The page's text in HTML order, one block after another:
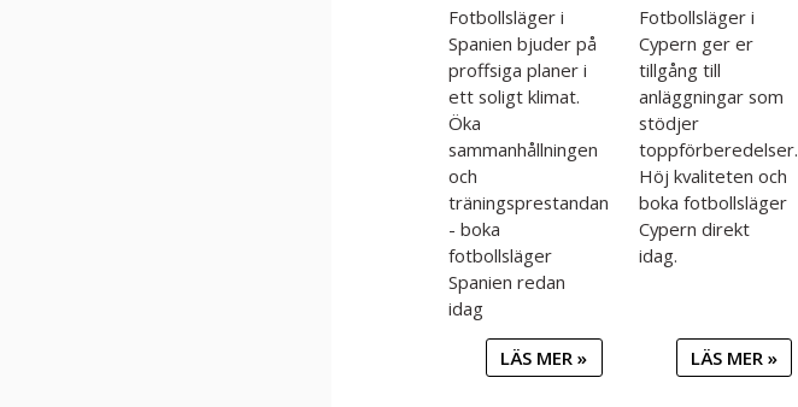
Fotbollsläger i
Spanien bjuder på
proffsiga planer i
ett soligt klimat.
Öka
sammanhållningen
och
träningsprestandan
- boka
fotbollsläger
Spanien redan
idag
LÄS MER »
Fotbollsläger i
Cypern ger er
tillgång till
anläggningar som
stödjer
toppförberedelser.
Höj kvaliteten och
boka fotbollsläger
Cypern direkt
idag.
LÄS MER »